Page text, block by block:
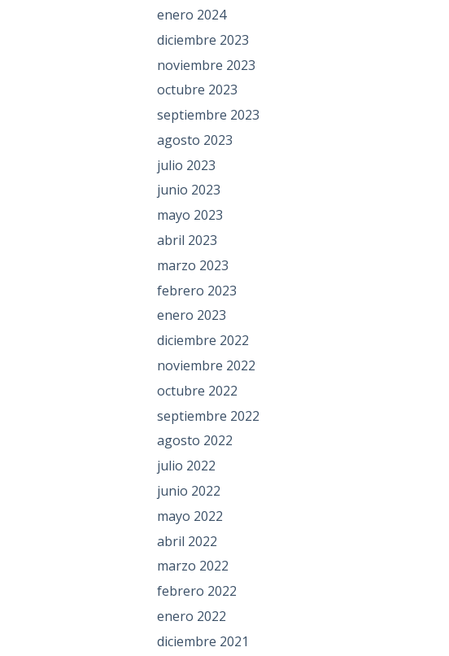
enero 2024
diciembre 2023
noviembre 2023
octubre 2023
septiembre 2023
agosto 2023
julio 2023
junio 2023
mayo 2023
abril 2023
marzo 2023
febrero 2023
enero 2023
diciembre 2022
noviembre 2022
octubre 2022
septiembre 2022
agosto 2022
julio 2022
junio 2022
mayo 2022
abril 2022
marzo 2022
febrero 2022
enero 2022
diciembre 2021